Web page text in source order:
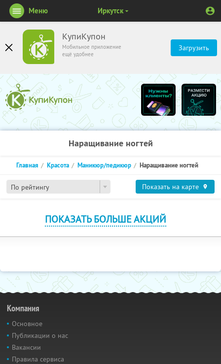
КупиКупон
Мобильное приложение
ещё удобнее
Загрузить
Меню Иркутск
Наращивание ногтей
По рейтингу
Главная Красота Маникюр/педикюр Наращивание ногтей
Показать на карте
ПОКАЗАТЬ БОЛЬШЕ АКЦИЙ
Компания
Основное
Публикации о нас
Вакансии
Правила сервиса